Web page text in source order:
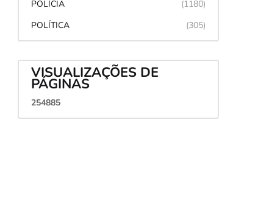
POLÍCIA
(1180)
POLÍTICA
(305)
VISUALIZAÇÕES DE
PÁGINAS
254885